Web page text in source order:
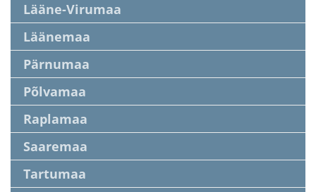
Lääne-Virumaa
Läänemaa
Pärnumaa
Põlvamaa
Raplamaa
Saaremaa
Tartumaa